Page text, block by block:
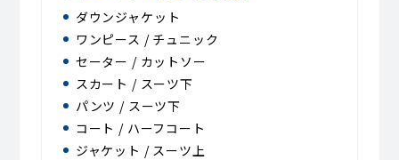
ダウンジャケット
ワンピース / チュニック
セーター / カットソー
スカート / スーツ下
パンツ / スーツ下
コート / ハーフコート
ジャケット / スーツ上